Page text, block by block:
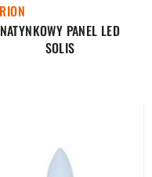
NATYNKOWY PANEL LED
SOLIS